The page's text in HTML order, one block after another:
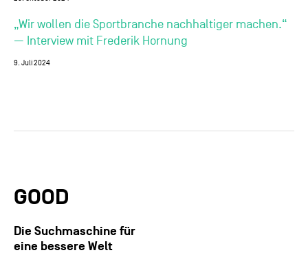
„Wir wollen die Sportbranche nachhaltiger machen.“
— Interview mit Frederik Hornung
9. Juli 2024
GOOD
Die Suchmaschine für
eine bessere Welt